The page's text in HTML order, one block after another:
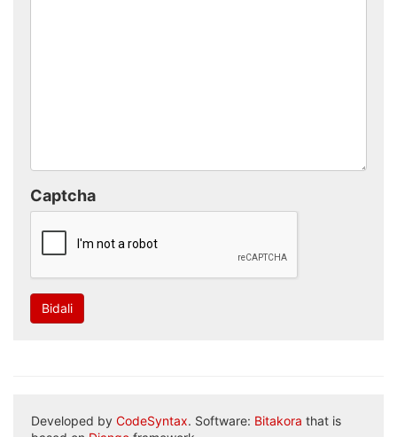
Captcha
Bidali
Developed by CodeSyntax. Software: Bitakora that is